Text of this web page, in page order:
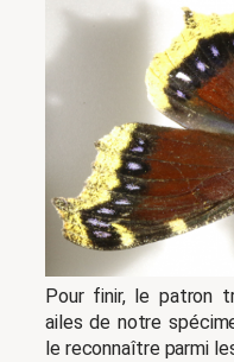
Pour finir, le patron
ailes de notre
le reconnaître parmi